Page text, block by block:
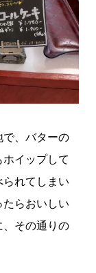
、バターの
イップして
れてしまい
らおいしい
その通りの